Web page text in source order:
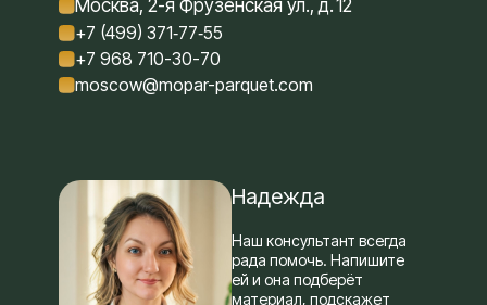
Москва, 2-я Фрузенская ул., д. 12
+7 (499) 371‑77‑55
+7 968 710-30-70
moscow@mopar-parquet.com
Наш консультант всегда
рада помочь. Напишите
ей и она подберёт
материал, подскажет
Надежда